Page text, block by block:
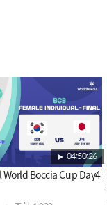
04:50:26
World Boccia Cup Day4